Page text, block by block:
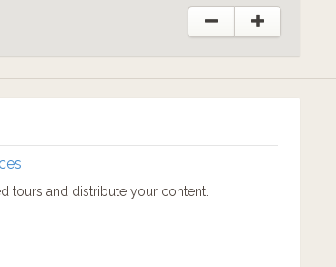
tours and distribute your content.